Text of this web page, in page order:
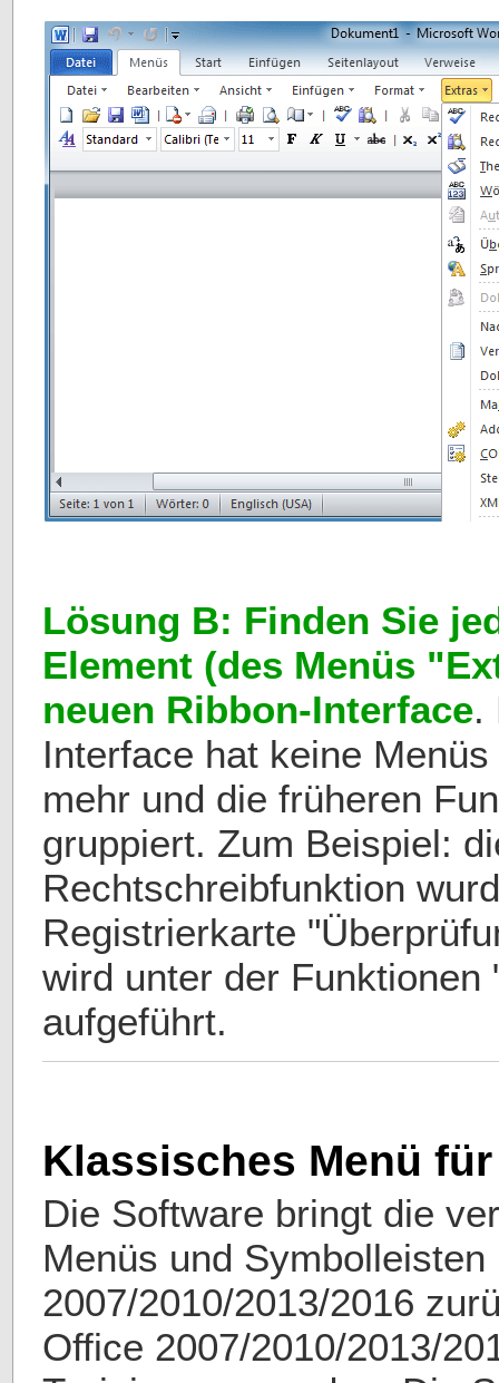
Lösung B: Finden Sie
Element (des Menüs
neuen Ribbon-Interface.
Interface hat keine
mehr und die früheren
gruppiert. Zum Beispiel:
Rechtschreibfunktion
Registrierkarte
wird unter der Funktionen
aufgeführt.
Klassisches Menü
Die Software bringt die
Menüs und
2007/2010/2013/2016
Office 2007/2010/2013/